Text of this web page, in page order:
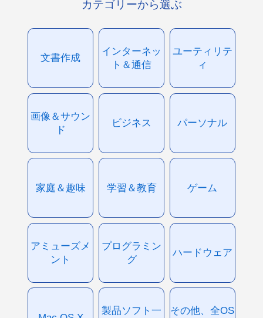
カテゴリーから選ぶ
文書作成
インターネッ
ト＆通信
ユーティリテ
ィ
画像＆サウン
ド
ビジネス パーソナル
家庭＆趣味 学習＆教育 ゲーム
アミューズメ
ント
プログラミン
グ
ハードウェア
製品ソフト一
その他、全OS